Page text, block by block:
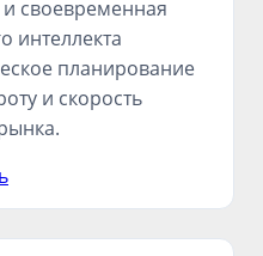
своевременная
интеллекта
планирование
и скорость